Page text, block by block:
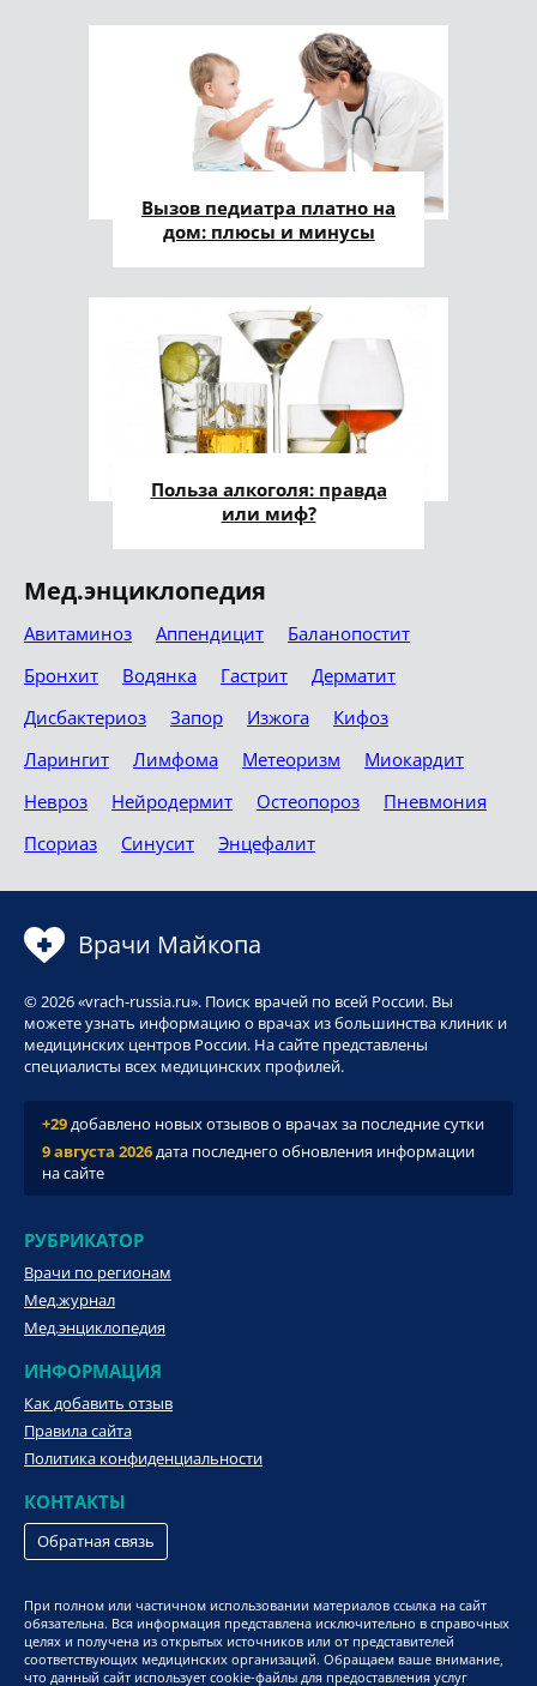
Вызов педиатра платно на
дом: плюсы и минусы
Польза алкоголя: правда
или миф?
Мед.энциклопедия
Авитаминоз Аппендицит
Баланопостит
Бронхит
Водянка Гастрит
Дерматит
Дисбактериоз
Запор Изжога
Кифоз
Ларингит
Лимфома Метеоризм
Миокардит
Невроз
Нейродермит Остеопороз
Пневмония
Псориаз
Синусит Энцефалит
Врачи Майкопа
© 2026 «vrach-russia.ru». Поиск врачей по всей России. Вы
можете узнать информацию о врачах из большинства клиник и
медицинских центров России. На сайте представлены
специалисты всех медицинских профилей.
+29добавлено новых отзывов о врачах за последние сутки
9 августа 2026дата последнего обновления информации
на сайте
РУБРИКАТОР
Врачи по регионам
Мед.журнал
Мед.энциклопедия
ИНФОРМАЦИЯ
Как добавить отзыв
Правила сайта
Политика конфиденциальности
КОНТАКТЫ
Обратная связь
При полном или частичном использовании материалов ссылка на сайт
обязательна. Вся информация представлена исключительно в справочных
целях и получена из открытых источников или от представителей
соответствующих медицинских организаций. Обращаем ваше внимание,
что данный сайт использует cookie-файлы для предоставления услуг